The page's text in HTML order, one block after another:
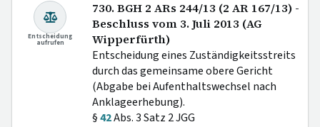
Entscheidung
aufrufen
730. BGH 2 ARs 244/13 (2 AR 167/13) -
Beschluss vom 3. Juli 2013 (AG
Wipperfürth)
Entscheidung eines Zuständigkeitsstreits
durch das gemeinsame obere Gericht
(Abgabe bei Aufenthaltswechsel nach
Anklageerhebung).
§42Abs. 3 Satz 2 JGG